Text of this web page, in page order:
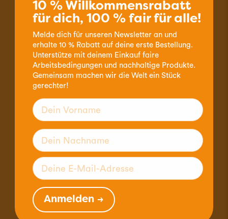
Informationen & Kontakt
Bestell-Hotline 032 356 07 77
Telefonische Erreichbarkeit:
Montag - Donnerstag
9.00 - 12.00 Uhr & 14.00 - 16.00 Uhr
9.00 - 12.00 Uhr
claro fair trade AG
Byfangstrasse 19, Postfach
CH-2552 Orpund
Tel. +41 32 356 07 00
Fax. +41 32 356 07 01
mail@claro.ch
10 % Willkommensrabatt
für dich, 100 % fair für alle!
Melde dich für unseren Newsletter an und
erhalte 10 % Rabatt auf deine erste Bestellung.
Unterstütze mit deinem Einkauf faire
Arbeitsbedingungen und nachhaltige Produkte.
Gemeinsam machen wir die Welt ein Stück
gerechter!
Anmelden →